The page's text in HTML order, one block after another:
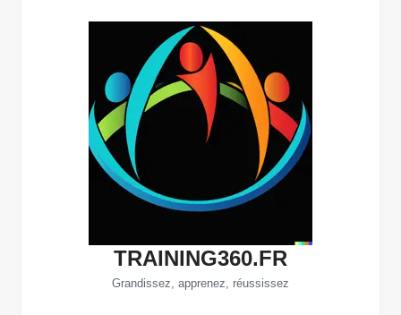
TRAINING360.FR
Grandissez, apprenez, réussissez